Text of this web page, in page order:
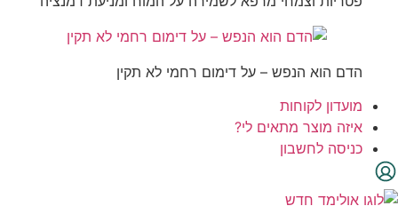
הדם הוא הנפש – על דימום רחמי לא תקין
מועדון לקוחות
איזה מוצר מתאים לי?
כניסה לחשבון